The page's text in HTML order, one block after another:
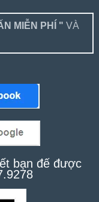
MIỄN PHÍ " VÀ
bạn để được